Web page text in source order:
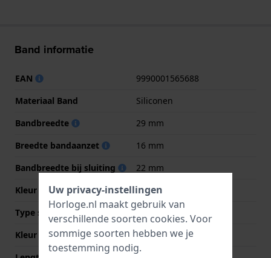
Band informatie
EAN
9990001565688
Materiaal Band
Siliconen
Bandbreedte
29 mm
Breedte bandaanzet
16 mm
Bandbreedte bij sluiting
22 mm
Kleur Band
Zwart
Type sluiting
Kleur sluiting
Goud
Uw privacy-instellingen
Horloge.nl maakt gebruik van
verschillende soorten cookies. Voor
sommige soorten hebben we je
toestemming nodig.